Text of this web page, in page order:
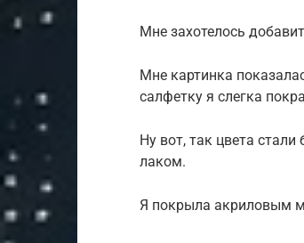
Мне захотелось
Мне картинка
салфетку я слегка
Ну вот, так цвета
лаком.
Я покрыла акриловым